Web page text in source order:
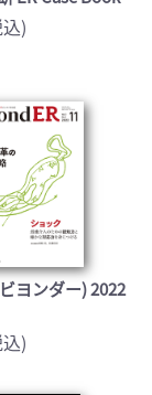
)
ヨンダー) 2022
)